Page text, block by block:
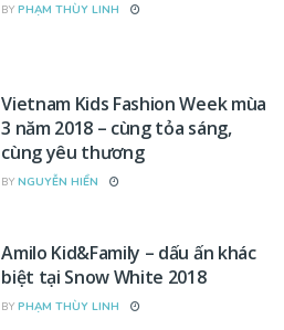
BY PHẠM THÙY LINH
Vietnam Kids Fashion Week mùa
3 năm 2018 – cùng tỏa sáng,
cùng yêu thương
BY NGUYỄN HIỂN
Amilo Kid&Family – dấu ấn khác
biệt tại Snow White 2018
BY PHẠM THÙY LINH